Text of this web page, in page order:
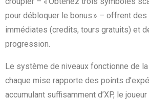
pour débloquer le bonus » – offrent
immédiates (credits, tours gratuits) et
progression.
Le système de niveaux fonctionne de la
chaque mise rapporte des points
accumulant suffisamment d’XP, le